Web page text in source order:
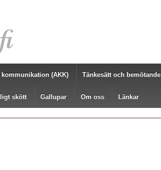
kommunikation (AKK) Tänkesätt och bemötande
skött Gallupar Om oss Länkar